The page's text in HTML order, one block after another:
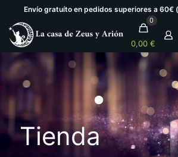
Envío gratuíto en pedidos superiores a 60€
0
0,00 €
Tienda